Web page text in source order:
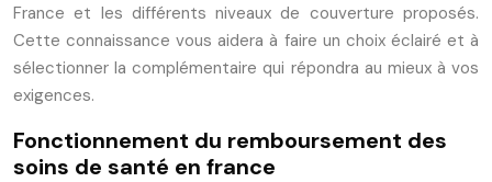
France et les différents niveaux de couverture proposés.
Cette connaissance vous aidera à faire un choix éclairé et à
sélectionner la complémentaire qui répondra au mieux à vos
exigences.
Fonctionnement du remboursement des
soins de santé en france